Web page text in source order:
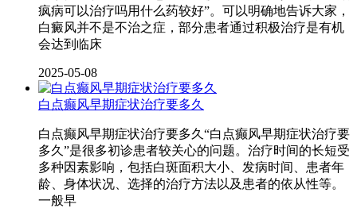
疯病可以治疗吗用什么药较好”。可以明确地告诉大家，
白癜风并不是不治之症，部分患者通过积极治疗是有机
会达到临床
2025-05-08
白点癫风早期症状治疗要多久
白点癫风早期症状治疗要多久“白点癫风早期症状治疗要
多久”是很多初诊患者较关心的问题。治疗时间的长短受
多种因素影响，包括白斑面积大小、发病时间、患者年
龄、身体状况、选择的治疗方法以及患者的依从性等。
一般早